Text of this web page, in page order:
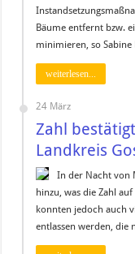
Bäume entfernt bzw.
minimieren, so
weiterlesen...
24 März
Zahl
Landkreis
In der Nacht von
hinzu, was die Zahl
konnten jedoch auch
entlassen werden, die